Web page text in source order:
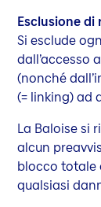
Esclusione
Si esclude
dall’accesso
(nonché
(= linking) ad
La Baloise si
alcun
blocco totale
qualsiasi